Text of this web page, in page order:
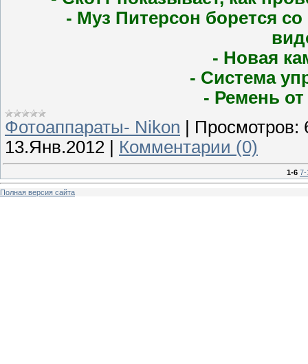
- Муз Питерсон борется
- Новая
- Система
- Ремень
Фотоаппараты- Nikon
Просмотров:
13.Янв.2012
Комментарии (0)
1-6 7-
Полная версия сайта